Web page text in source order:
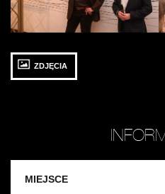
Waldemar
Dąbrowski
i
Kazimierz
Monkiewicz
/
ZDJĘCIA
MIEJSCE